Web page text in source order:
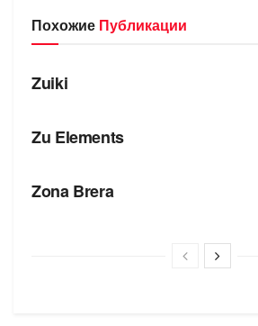
Похожие Публикации
БРЕНДЫ
Zuiki
Zu Elements
Zona Brera